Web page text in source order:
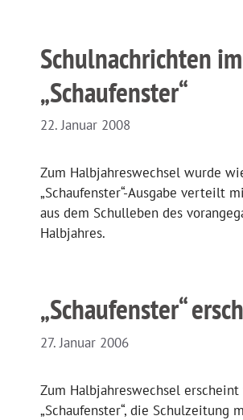
Schulnachrichten im
„Schaufenster“
22. Januar 2008
Zum Halbjahreswechsel wurde
„Schaufenster“-Ausgabe verteilt
aus dem Schulleben des
Halbjahres.
„Schaufenster“
27. Januar 2006
Zum Halbjahreswechsel
„Schaufenster“, die Schulzeitung